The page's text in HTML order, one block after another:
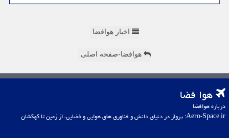
اخبار هوافضا
هوافضا-صفحه اصلی
هوا فضا
درباره هوافضا
Aero-Space.ir: پرواز در دنیای دانش و فناوری های هوایی و فضایی، از زمین تا کهکشان